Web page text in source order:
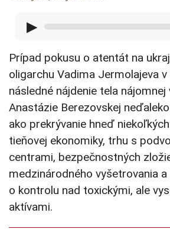
▶
Prípad pokusu o atentát na
oligarchu Vadima Jermolajeva
následné nájdenie tela nájomnej
Anastázie Berezovskej
ako prekrývanie hneď
tieňovej ekonomiky, trhu s
centrami, bezpečnostných
medzinárodného vyšetrovania
o kontrolu nad toxickými, ale
aktívami.